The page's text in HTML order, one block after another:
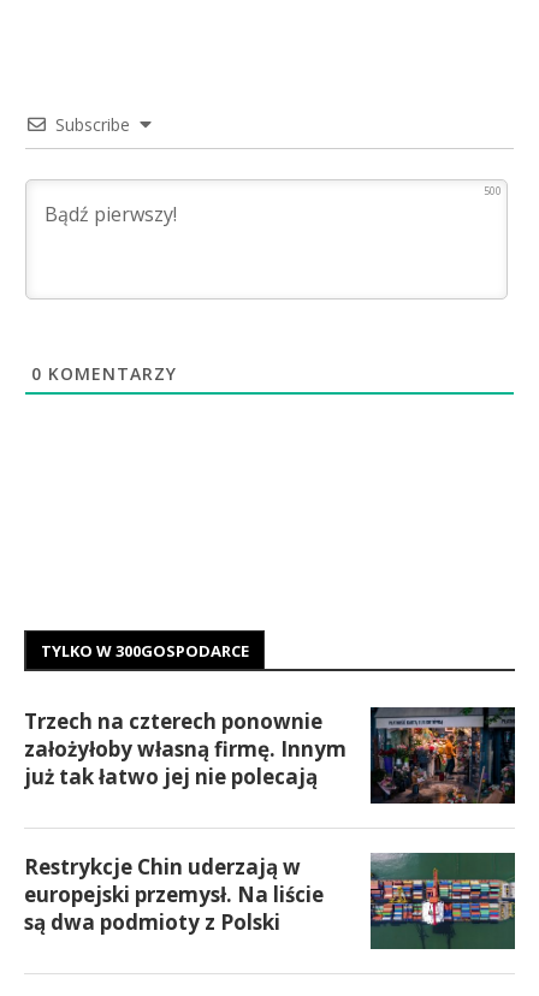
Subscribe
500
0 KOMENTARZY
TYLKO W 300GOSPODARCE
Trzech na czterech ponownie
założyłoby własną firmę. Innym
już tak łatwo jej nie polecają
Restrykcje Chin uderzają w
europejski przemysł. Na liście
są dwa podmioty z Polski